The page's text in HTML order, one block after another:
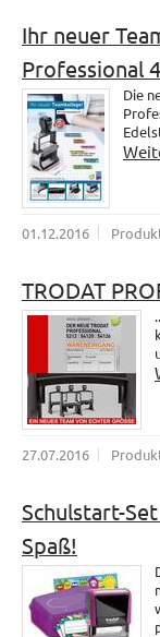
Ihr neuer
Professional
Die
01.12.2016
TRODAT
27.07.2016
Schulstart-
Spaß!